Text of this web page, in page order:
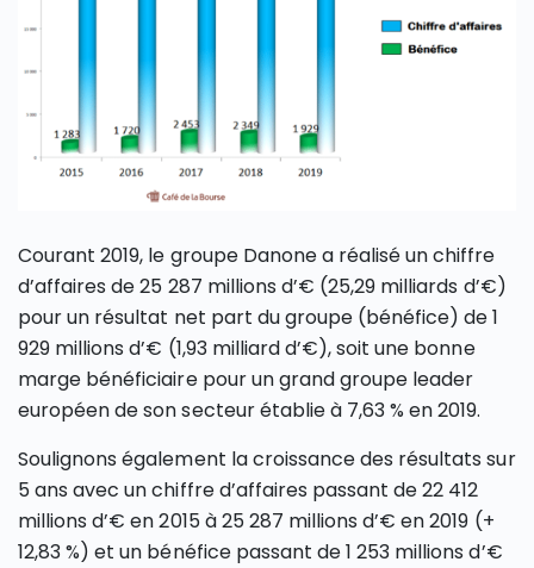
Courant 2019, le groupe Danone a réalisé un chiffre
d’affaires de 25 287 millions d’€ (25,29 milliards d’€)
pour un résultat net part du groupe (bénéfice) de 1
929 millions d’€ (1,93 milliard d’€), soit une bonne
marge bénéficiaire pour un grand groupe leader
européen de son secteur établie à 7,63 % en 2019.
Soulignons également la croissance des résultats sur
5 ans avec un chiffre d’affaires passant de 22 412
millions d’€ en 2015 à 25 287 millions d’€ en 2019 (+
12,83 %) et un bénéfice passant de 1 253 millions d’€